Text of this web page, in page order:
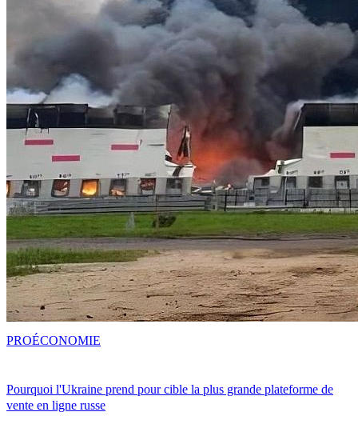
Pourquoi l'Ukraine prend pour cible la plus grande plateforme de
vente en ligne russe
PROÉCONOMIE